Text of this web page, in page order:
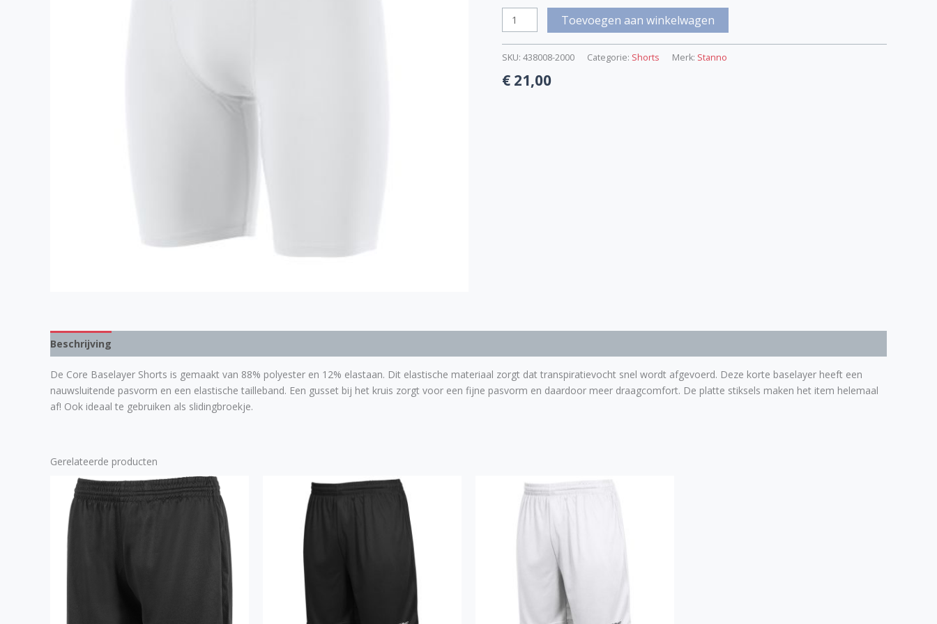
Toevoegen aan winkelwagen
SKU: 438008-2000 Categorie: Shorts Merk: Stanno
€ 21,00
Beschrijving
De Core Baselayer Shorts is gemaakt van 88% polyester en 12% elastaan. Dit elastische materiaal zorgt dat transpiratievocht snel wordt afgevoerd. Deze korte baselayer heeft een
nauwsluitende pasvorm en een elastische tailleband. Een gusset bij het kruis zorgt voor een fijne pasvorm en daardoor meer draagcomfort. De platte stiksels maken het item helemaal
af! Ook ideaal te gebruiken als slidingbroekje.
Gerelateerde producten
Dit
product
meerdere
Dit
product
heeft
meerdere
variaties.
Deze
optie
gekozen
Dit